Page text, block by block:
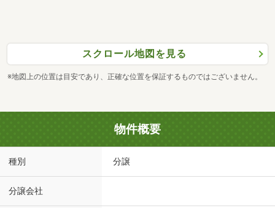
スクロール地図を見る
※地図上の位置は目安であり、正確な位置を保証するものではございません。
物件概要
種別 分譲
分譲会社